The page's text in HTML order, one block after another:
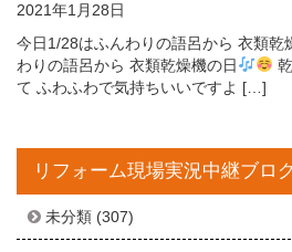
2021年1月28日
今日1/28はふんわりの語呂から 衣類
わりの語呂から 衣類乾燥機の日
て ふわふわで気持ちいいですよ […]
リフォーム現場実況中継ブロ
未分類 (307)